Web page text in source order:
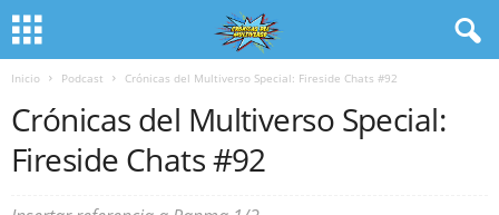
Inicio Podcast Crónicas del Multiverso Special: Fireside Chats #92
Crónicas del Multiverso Special:
Fireside Chats #92